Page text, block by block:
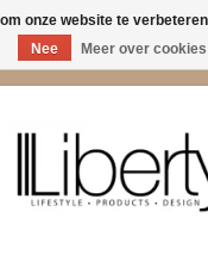
onze website te
Nee
Meer over cookies